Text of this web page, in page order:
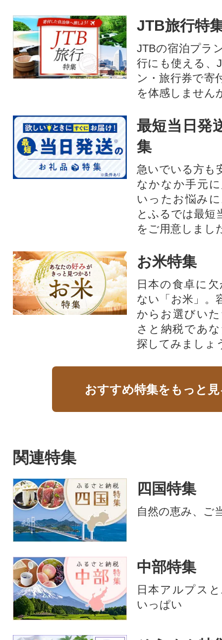
JTB旅行特
JTBの宿泊プラ
行にも使える、
ン・旅行券で寄
を体感しません
最短当日発
集
急いでいる方も
なかなか手元
いったお悩み
とふるでは最短
をご用意しまし
お米特集
日本の食卓に
ない「お米」。
からお選びい
さと納税であ
探してみましょ
おすすめ特集をもっと
関連特集
四国特集
自然の恵み、ご
中部特集
日本アルプス
いっぱい